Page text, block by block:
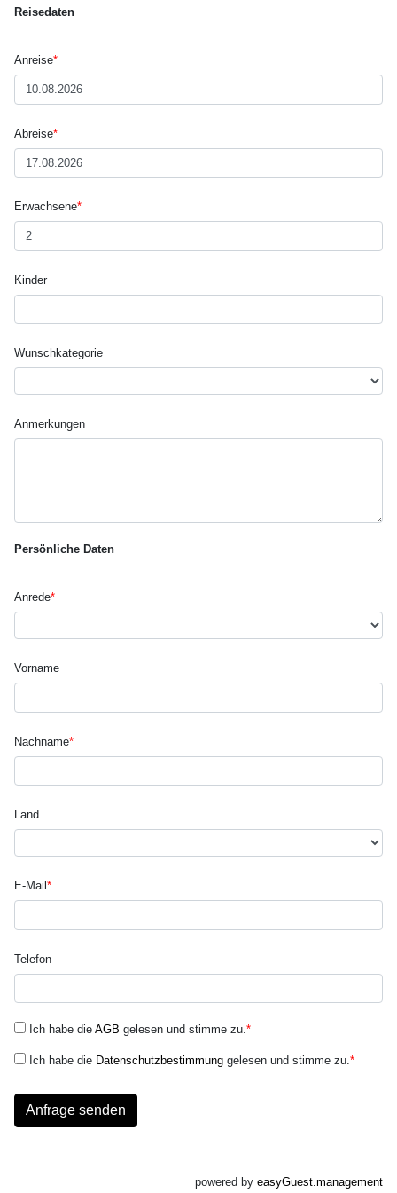
Reisedaten
Anreise*
Abreise*
Erwachsene*
Kinder
Wunsch­kategorie
Anmerkungen
Persönliche Daten
Anrede*
Vorname
Nachname*
Land
E-Mail *
Telefon
Ich habe die AGB gelesen und stimme zu.*
Ich habe die Datenschutzbestimmung gelesen und stimme zu.*
Anfrage senden
powered by easyGuest.management